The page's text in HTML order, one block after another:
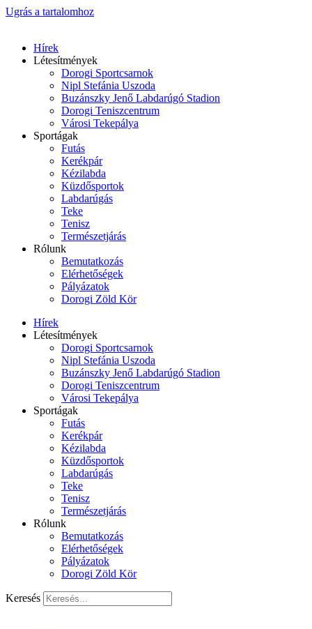
Ugrás a tartalomhoz
Hírek
Létesítmények
Dorogi Sportcsarnok
Nipl Stefánia Uszoda
Buzánszky Jenő Labdarúgó Stadion
Dorogi Teniszcentrum
Városi Tekepálya
Sportágak
Futás
Kerékpár
Kézilabda
Küzdősportok
Labdarúgás
Teke
Tenisz
Természetjárás
Rólunk
Bemutatkozás
Elérhetőségek
Pályázatok
Dorogi Zöld Kör
Hírek
Létesítmények
Dorogi Sportcsarnok
Nipl Stefánia Uszoda
Buzánszky Jenő Labdarúgó Stadion
Dorogi Teniszcentrum
Városi Tekepálya
Sportágak
Futás
Kerékpár
Kézilabda
Küzdősportok
Labdarúgás
Teke
Tenisz
Természetjárás
Rólunk
Bemutatkozás
Elérhetőségek
Pályázatok
Dorogi Zöld Kör
Keresés